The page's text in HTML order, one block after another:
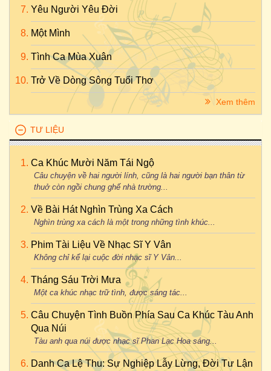
Yêu Người Yêu Đời
Một Mình
Tình Ca Mùa Xuân
Trở Về Dòng Sông Tuổi Thơ
Xem thêm
TƯ LIỆU
Ca Khúc Mười Năm Tái Ngộ
Câu chuyện về hai người lính, cũng là hai người bạn thân từ
thuở còn ngồi chung ghế nhà trường...
Về Bài Hát Nghìn Trùng Xa Cách
Nghìn trùng xa cách là một trong những tình khúc...
Phim Tài Liệu Về Nhạc Sĩ Y Vân
Không chỉ kể lại cuộc đời nhạc sĩ Y Vân...
Tháng Sáu Trời Mưa
Một ca khúc nhạc trữ tình, được sáng tác...
Câu Chuyện Tình Buồn Phía Sau Ca Khúc Tàu Anh
Qua Núi
Tàu anh qua núi được nhạc sĩ Phan Lạc Hoa sáng...
Danh Ca Lệ Thu: Sự Nghiệp Lẫy Lừng, Đời Tư Lận